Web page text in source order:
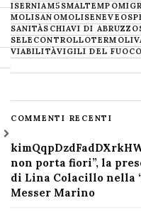
ISERNIAM5SMALTEMPO
MOLISANOMOLISENEVE
SANITÀSCHIAVI DI ABRUZZO
SELECONTROLLOTERMOLI
VIABILITÀVIGILI DEL FUOCO
COMMENTI RECENTI
non porta fiori”, la
di Lina Colacillo nella
Messer Marino